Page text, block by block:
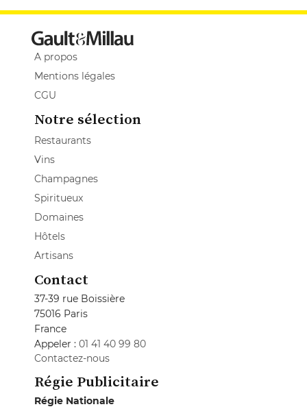
A propos
Mentions légales
CGU
Notre sélection
Restaurants
Vins
Champagnes
Spiritueux
Domaines
Hôtels
Artisans
Contact
37-39 rue Boissière
75016 Paris
France
Appeler : 01 41 40 99 80
Contactez-nous
Régie Publicitaire
Régie Nationale